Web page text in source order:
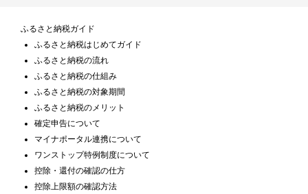
ふるさと納税ガイド
ふるさと納税はじめてガイド
ふるさと納税の流れ
ふるさと納税の仕組み
ふるさと納税の対象期間
ふるさと納税のメリット
確定申告について
マイナポータル連携について
ワンストップ特例制度について
控除・還付の確認の仕方
控除上限額の確認方法